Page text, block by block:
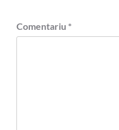
Comentariu *